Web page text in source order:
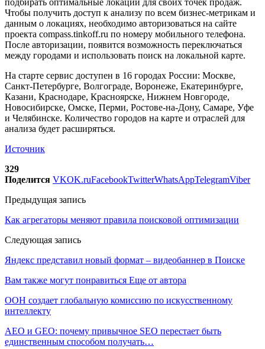
Чтобы получить доступ к анализу по всем бизнес-метрикам и
данным о локациях, необходимо авторизоваться на сайте
проекта compass.tinkoff.ru по номеру мобильного телефона.
После авторизации, появится возможность переключаться
между городами и использовать поиск на локальной карте.
На старте сервис доступен в 16 городах России: Москве,
Санкт-Петербурге, Волгограде, Воронеже, Екатеринбурге,
Казани, Краснодаре, Красноярске, Нижнем Новгороде,
Новосибирске, Омске, Перми, Ростове-на-Дону, Самаре, Уфе
и Челябинске. Количество городов на карте и отраслей для
анализа будет расширяться.
Источник
329
Поделится VKOK.ruFacebookTwitterWhatsAppTelegramViber
Предыдущая запись
Как агрегаторы меняют правила поисковой оптимизации
Следующая запись
Яндекс представил новый формат – видеобаннер в Поиске
Вам также могут понравиться Еще от автора
ООН создает глобальную комиссию по искусственному
интеллекту
AEO и GEO: почему привычное SEO перестает быть
единственным способом получать…